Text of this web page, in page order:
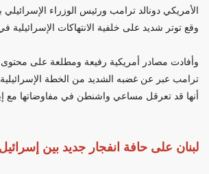
الأمريكي دونالد ترامب ورئيس الوزراء الإسرائيلي
وقع توتر شديد على خلفية الانتهاكات الإسرائيلية
وأفادت مصادر أمريكية رفيعة ومطلعة على محتوى
ترامب عبر عن غضبه الشديد من الخطة الإسرائيلية
أنها قد تعرقل مساعي واشنطن في مفاوضاتها مع
لبنان على حافة انفجار جديد بين